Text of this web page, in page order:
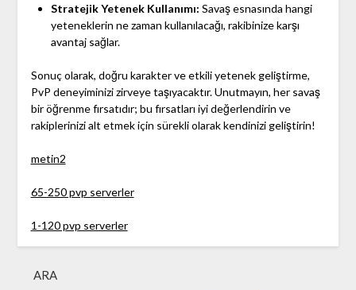
Stratejik Yetenek Kullanımı: Savaş esnasında hangi
yeteneklerin ne zaman kullanılacağı, rakibinize karşı
avantaj sağlar.
Sonuç olarak, doğru karakter ve etkili yetenek geliştirme,
PvP deneyiminizi zirveye taşıyacaktır. Unutmayın, her savaş
bir öğrenme fırsatıdır; bu fırsatları iyi değerlendirin ve
rakiplerinizi alt etmek için sürekli olarak kendinizi geliştirin!
metin2
65-250 pvp serverler
1-120 pvp serverler
ARA